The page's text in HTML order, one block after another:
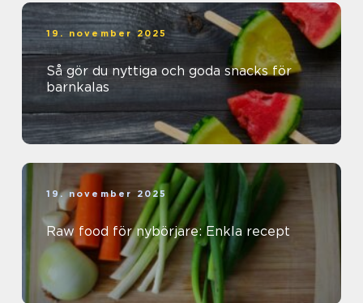
19. november 2025
Så gör du nyttiga och goda snacks för
barnkalas
19. november 2025
Raw food för nybörjare: Enkla recept